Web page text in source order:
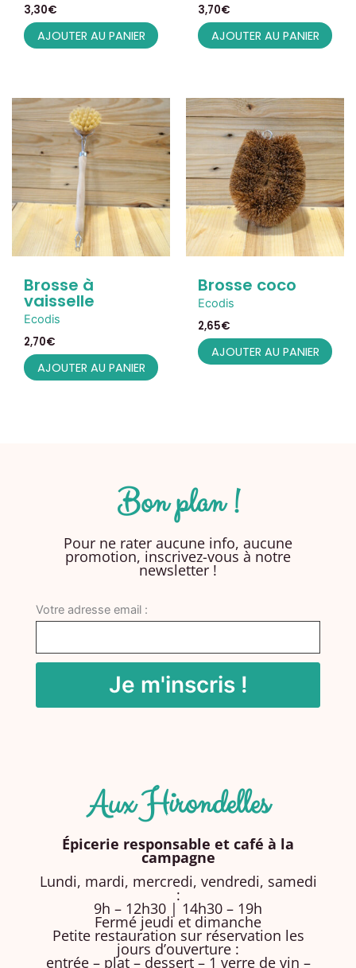
3,30€
AJOUTER AU PANIER
3,70€
AJOUTER AU PANIER
Brosse à
vaisselle
Ecodis
2,70€
AJOUTER AU PANIER
Brosse coco
Ecodis
2,65€
AJOUTER AU PANIER
Bon plan !
Pour ne rater aucune info, aucune
promotion, inscrivez-vous à notre
newsletter !
Votre adresse email :
Aux Hirondelles
Épicerie responsable et café à la
campagne
Lundi, mardi, mercredi, vendredi, samedi
:
9h – 12h30 | 14h30 – 19h
Fermé jeudi et dimanche
Petite restauration sur réservation les
jours d’ouverture :
entrée – plat – dessert – 1 verre de vin –